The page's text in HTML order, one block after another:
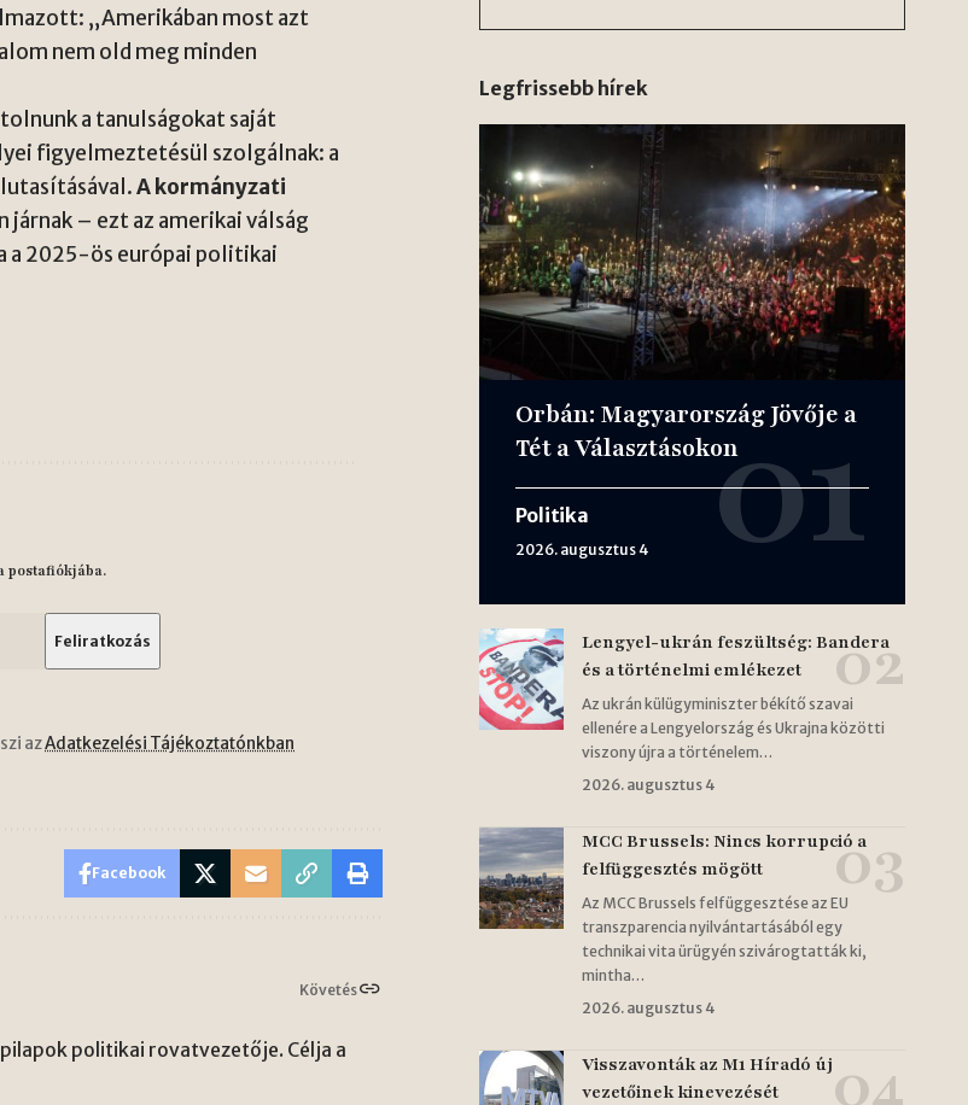
„Amerikában most azt
nem old meg minden
a tanulságokat saját
figyelmeztetésül szolgálnak: a
A kormányzati
járnak – ezt az amerikai válság
a 2025-ös európai politikai
postafiókjába.
azAdatkezelési Tájékoztatónkban
Facebook
Követés
politikai rovatvezetője. Célja a
Legfrissebb hírek
Orbán: Magyarország Jövője a
Tét a Választásokon
Politika
2026. augusztus 4
Lengyel-ukrán feszültség: Bandera
és a történelmi emlékezet
Az ukrán külügyminiszter békítő szavai
ellenére a Lengyelország és Ukrajna közötti
viszony újra a történelem…
2026. augusztus 4
MCC Brussels: Nincs korrupció a
felfüggesztés mögött
Az MCC Brussels felfüggesztése az EU
transzparencia nyilvántartásából egy
technikai vita ürügyén szivárogtatták ki,
mintha…
2026. augusztus 4
Visszavonták az M1 Híradó új
vezetőinek kinevezését